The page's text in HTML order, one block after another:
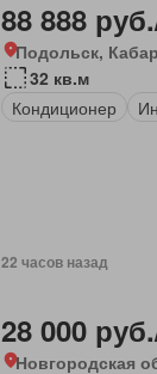
88 888
Подольск,
32 кв.м
Кондиционер
22 часов назад
28 000
Новгородская